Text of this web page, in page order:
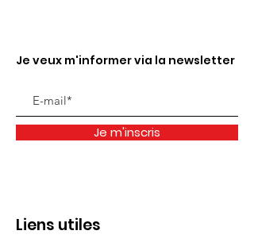
Je veux m'informer via la newsletter
Je m'inscris
Liens utiles